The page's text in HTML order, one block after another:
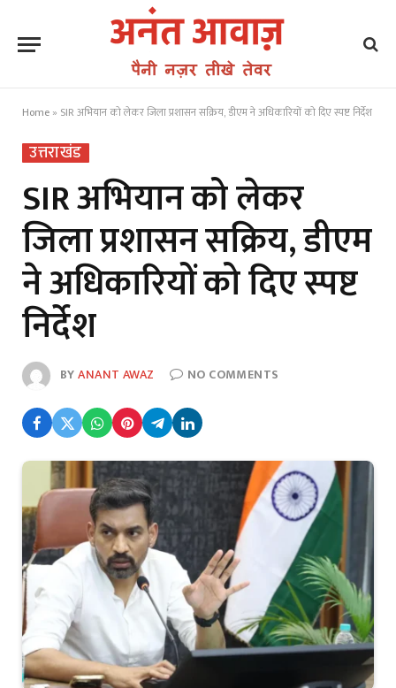
Home » SIR अभियान को लेकर जिला प्रशासन सक्रिय, डीएम ने अधिकारियों को दिए स्पष्ट निर्देश
उत्तराखंड
SIR अभियान को लेकर
जिला प्रशासन सक्रिय, डीएम
ने अधिकारियों को दिए स्पष्ट
निर्देश
BYANANT AWAZ NO COMMENTS